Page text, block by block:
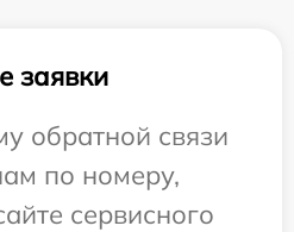
заявки
обратной связи
по номеру,
сервисного